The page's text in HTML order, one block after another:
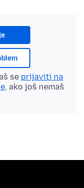
se prijaviti na
, ako još nemaš